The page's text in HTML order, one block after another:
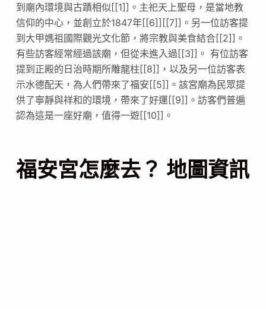
到廟內環境與古蹟相似[[1]]。主祀天上聖母，是當地教
信仰的中心，並創立於1847年[[6]][[7]]。另一位訪客提
到大甲媽祖國際觀光文化節，將宗教與美食結合[[2]]。
有些訪客經常經過該廟，但從未進入過[[3]]。 有位訪客
提到正殿的日治時期所雕龍柱[[8]]，以及另一位訪客表
示水德配天，為人們帶來了福安[[5]]。該宮廟為民眾提
供了寧靜與祥和的環境，帶來了好運[[9]]。訪客們普遍
認為這是一座好廟，值得一遊[[10]]。
福安宮怎麼去？ 地圖資訊